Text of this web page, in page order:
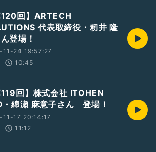
120回】ARTECH
代表取締役・籾井 隆
登場！
11-24 19:57:27
10:45
119回】株式会社 ITOHEN
・綿瀬 麻意子さん 登場！
11-17 20:14:17
11:12